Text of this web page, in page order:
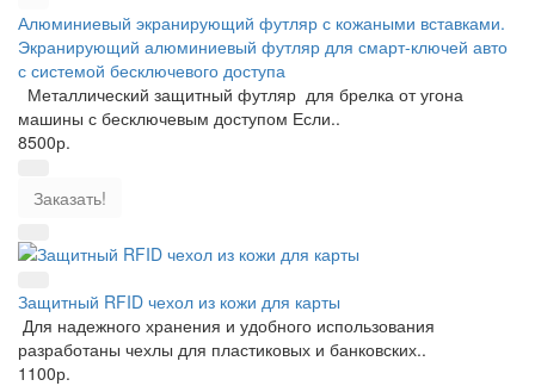
Алюминиевый экранирующий футляр с кожаными вставками.
Экранирующий алюминиевый футляр для смарт-ключей авто
с системой бесключевого доступа
Металлический защитный футляр для брелка от угона
машины с бесключевым доступом Если..
8500р.
Заказать!
Защитный RFID чехол из кожи для карты
Для надежного хранения и удобного использования
разработаны чехлы для пластиковых и банковских..
1100р.